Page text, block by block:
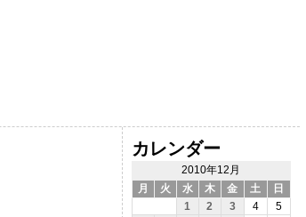
カレンダー
2010年12月
月
火 水 木 金 土 日
1 2 3 4
5